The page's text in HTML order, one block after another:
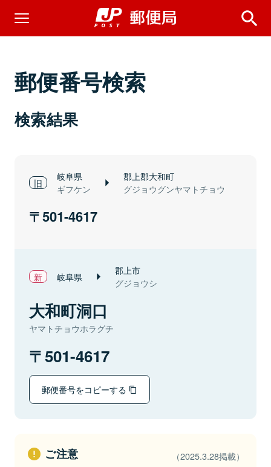
郵便番号検索
検索結果
岐阜県
ギフケン
郡上郡大和町
グジョウグンヤマトチョウ
501-4617
岐阜県 郡上市
グジョウシ
大和町洞口
ヤマトチョウホラグチ
501-4617
郵便番号をコピーする
ご注意 （2025.3.28掲載）